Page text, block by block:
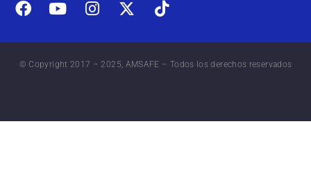
© Copyright 2017 – 2025, AMSAFE – Todos los derechos reservados